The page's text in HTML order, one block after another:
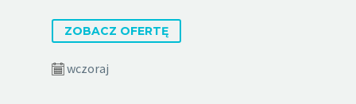
ZOBACZ OFERTĘ
wczoraj